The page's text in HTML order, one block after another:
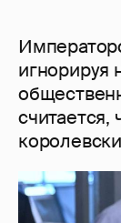
игнорируя